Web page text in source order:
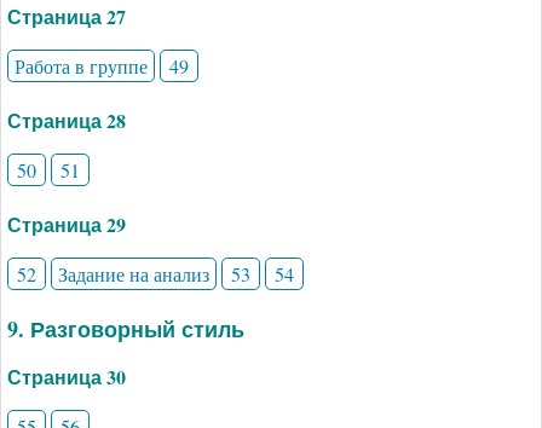
Страница 27
Работа в группе 49
Страница 28
50 51
Страница 29
52 Задание на анализ 53 54
9. Разговорный стиль
Страница 30